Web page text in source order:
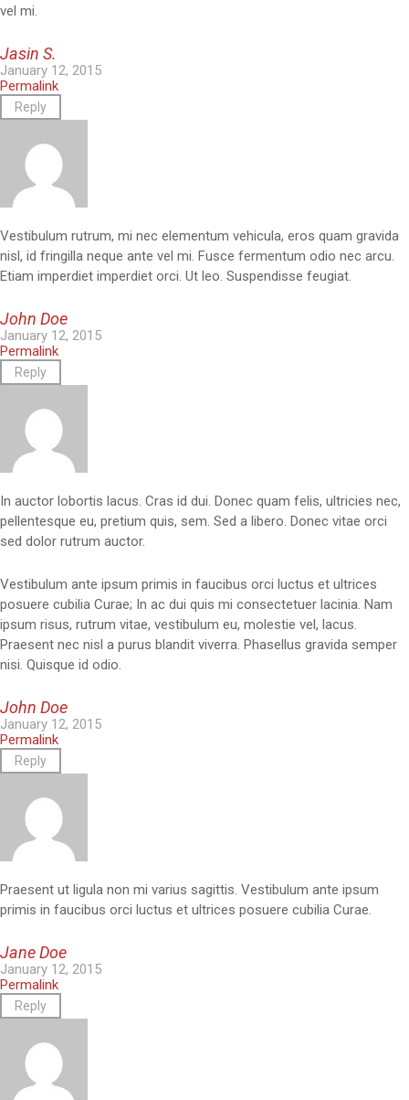
vel mi.
Jasin S.
January 12, 2015
Permalink
Reply
Vestibulum rutrum, mi nec elementum vehicula, eros quam gravida
nisl, id fringilla neque ante vel mi. Fusce fermentum odio nec arcu.
Etiam imperdiet imperdiet orci. Ut leo. Suspendisse feugiat.
John Doe
January 12, 2015
Permalink
Reply
In auctor lobortis lacus. Cras id dui. Donec quam felis, ultricies nec,
pellentesque eu, pretium quis, sem. Sed a libero. Donec vitae orci
sed dolor rutrum auctor.
Vestibulum ante ipsum primis in faucibus orci luctus et ultrices
posuere cubilia Curae; In ac dui quis mi consectetuer lacinia. Nam
ipsum risus, rutrum vitae, vestibulum eu, molestie vel, lacus.
Praesent nec nisl a purus blandit viverra. Phasellus gravida semper
nisi. Quisque id odio.
John Doe
January 12, 2015
Permalink
Reply
Praesent ut ligula non mi varius sagittis. Vestibulum ante ipsum
primis in faucibus orci luctus et ultrices posuere cubilia Curae.
Jane Doe
January 12, 2015
Permalink
Reply